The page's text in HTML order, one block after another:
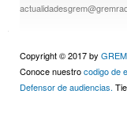
Copyright © 2017 by
Conoce nuestrocodigo de
Defensor de audiencias.